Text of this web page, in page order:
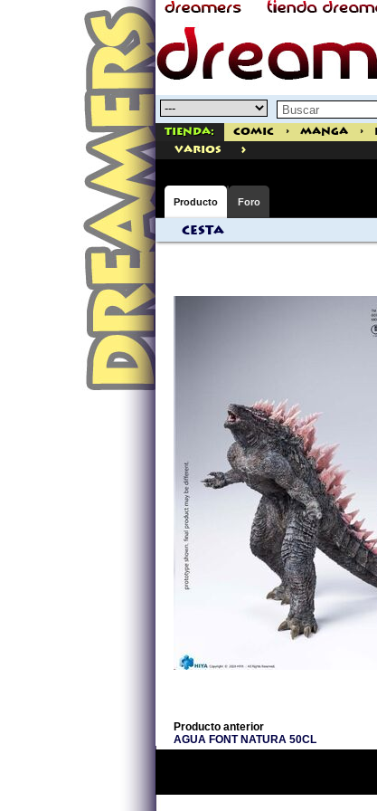
Tienda: Comic > Manga >
varios
>
Producto Foro
Cesta
Producto anterior
AGUA FONT NATURA 50CL